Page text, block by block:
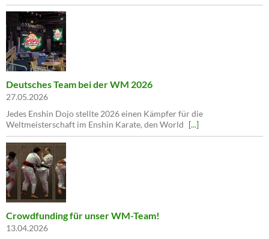
Deutsches Team bei der WM 2026
27.05.2026
Jedes Enshin Dojo stellte 2026 einen Kämpfer für die
Weltmeisterschaft im Enshin Karate, den World [...]
Crowdfunding für unser WM-Team!
13.04.2026